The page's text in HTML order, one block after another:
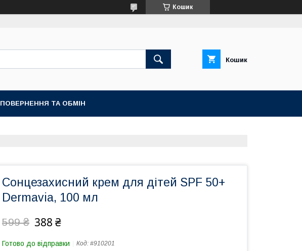
Кошик
Кошик
ПОВЕРНЕННЯ ТА ОБМІН
Сонцезахисний крем для дітей SPF 50+
Dermavia, 100 мл
599 ₴ 388 ₴
Готово до відправки Код: #910201